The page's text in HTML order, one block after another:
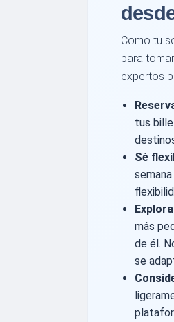
Como tu
para
expertos
tus
Sé
más
de él.
se